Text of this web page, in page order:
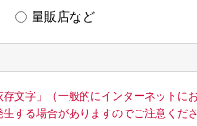
量販店など
存文字」（一般的にインターネット
する場合がありますのでご注意くださ